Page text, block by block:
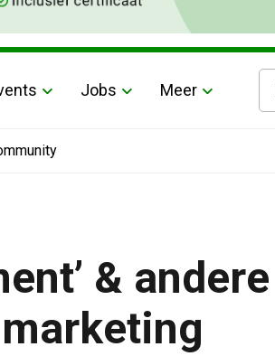
Jobs Meer
& andere